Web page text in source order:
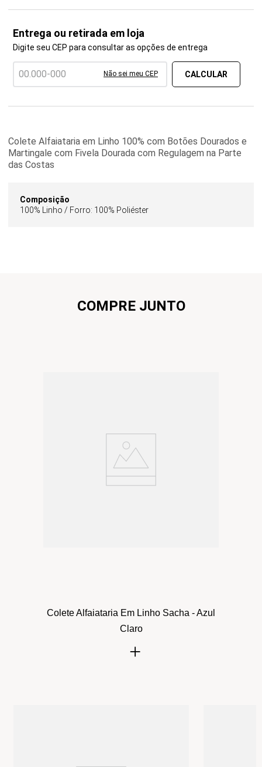
Entrega ou retirada em loja
Digite seu CEP para consultar as opções de entrega
Não sei meu CEP
Colete Alfaiataria em Linho 100% com Botões Dourados e
Martingale com Fivela Dourada com Regulagem na Parte
das Costas
Composição
100% Linho / Forro: 100% Poliéster
COMPRE JUNTO
Colete Alfaiataria Em Linho Sacha - Azul
Claro